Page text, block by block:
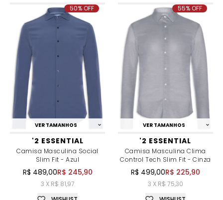
VER TAMANHOS
'2 ESSENTIAL
Camisa Masculina Social
Slim Fit - Azul
R$ 489,00R$ 245,90
3 X R$ 81,97
50% OFF
VER TAMANHOS
'2 ESSENTIAL
Camisa Masculina Clima
Control Tech Slim Fit - Cinza
R$ 499,00R$ 225,90
3 X R$ 75,30
55% OFF